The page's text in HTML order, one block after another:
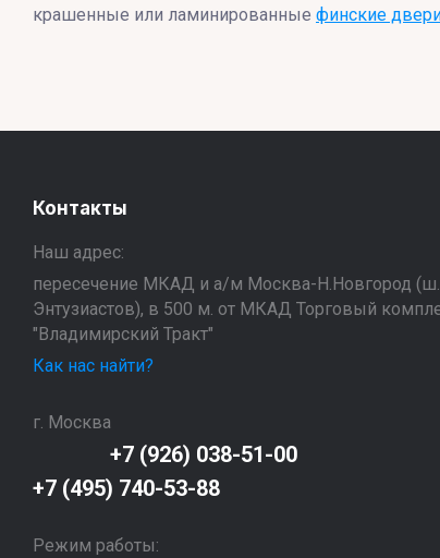
крашенные или ламинированные финские
Контакты
Наш адрес:
пересечение МКАД и а/м Москва-Н.Новгород (ш.
Энтузиастов), в 500 м. от МКАД Торговый
"Владимирский Тракт"
Как нас найти?
г. Москва
+7 (926) 038-51-00
+7 (495) 740-53-88
Режим работы: